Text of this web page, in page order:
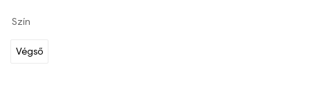
Szín
Végső